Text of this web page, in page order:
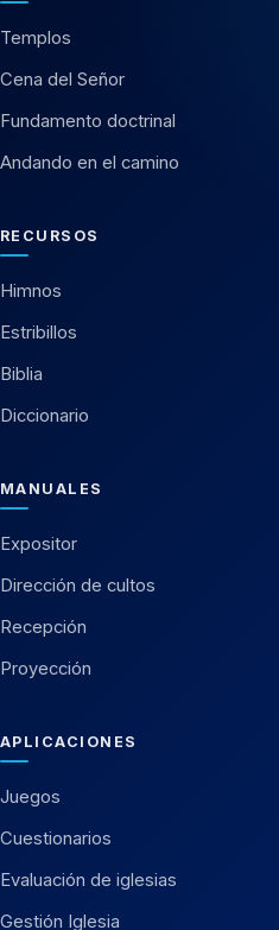
Templos
Cena del Señor
Fundamento doctrinal
Andando en el camino
RECURSOS
Himnos
Estribillos
Biblia
Diccionario
MANUALES
Expositor
Dirección de cultos
Recepción
Proyección
APLICACIONES
Juegos
Cuestionarios
Evaluación de iglesias
Gestión Iglesia